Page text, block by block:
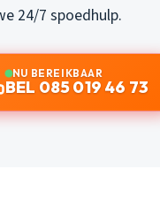
24/7 spoedhulp.
NU BEREIKBAAR
BEL 085 019 46 73